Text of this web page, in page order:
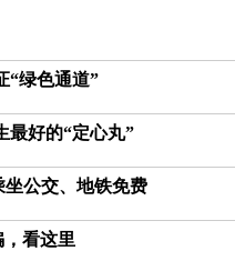
“绿色通道”
最好的“定心丸”
公交、地铁免费
看这里